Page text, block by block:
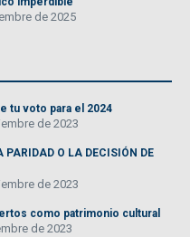
de 2025
tu voto para el 2024
de 2023
PARIDAD O LA DECISIÓN DE
de 2023
como patrimonio cultural
de 2023